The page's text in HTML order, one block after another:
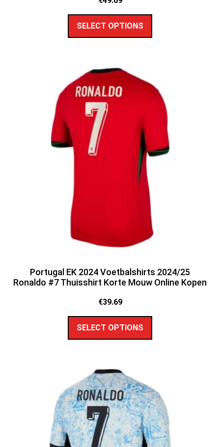
SELECT OPTIONS
Portugal EK 2024 Voetbalshirts 2024/25
Ronaldo #7 Thuisshirt Korte Mouw Online Kopen
€39.69
SELECT OPTIONS